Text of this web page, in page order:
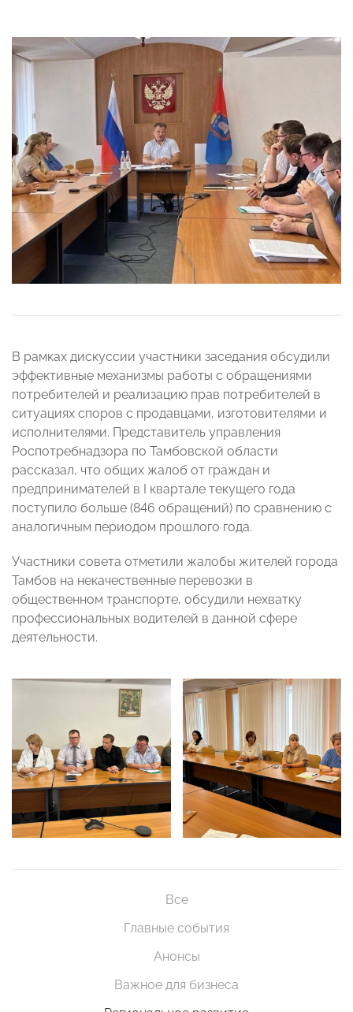
В рамках дискуссии участники заседания обсудили
эффективные механизмы работы с обращениями
потребителей и реализацию прав потребителей в
ситуациях споров с продавцами, изготовителями и
исполнителями. Представитель управления
Роспотребнадзора по Тамбовской области
рассказал, что общих жалоб от граждан и
предпринимателей в I квартале текущего года
поступило больше (846 обращений) по сравнению с
аналогичным периодом прошлого года.
Участники совета отметили жалобы жителей города
Тамбов на некачественные перевозки в
общественном транспорте, обсудили нехватку
профессиональных водителей в данной сфере
деятельности.
Все
Главные события
Анонсы
Важное для бизнеса